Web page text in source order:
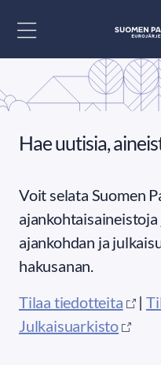
Hae uutisia,
Voit selata Suomen
ajankohdan ja
hakusanan.
Tilaa tiedotteita
|
Julkaisuarkisto